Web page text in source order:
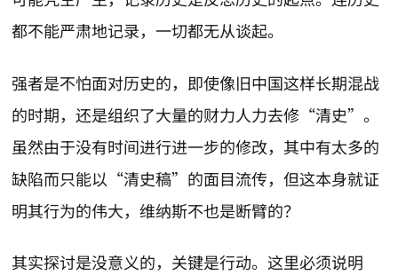
都不能严肃地记录，一切都无从谈起。
强者是不怕面对历史的，即使像旧中国这样长期混战
的时期，还是组织了大量的财力人力去修“清史”。
虽然由于没有时间进行进一步的修改，其中有太多的
缺陷而只能以“清史稿”的面目流传，但这本身就证
明其行为的伟大，维纳斯不也是断臂的？
其实探讨是没意义的，关键是行动。这里必须说明